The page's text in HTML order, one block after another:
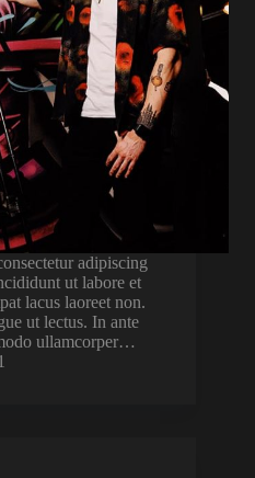
adipiscing
ut labore et
lacus laoreet non.
ut lectus. In ante
ullamcorper…